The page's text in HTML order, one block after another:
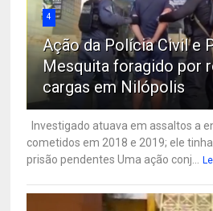
4
Ação da Polícia Civil e
Mesquita foragido por
cargas em Nilópolis
Investigado atuava em assaltos a
cometidos em 2018 e 2019; ele
prisão pendentes Uma ação conj...